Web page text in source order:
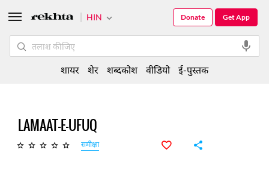
LAMAAT-E-UFUQ
समीक्षा
HIN Get App
Donate
शायर शेर शब्दकोश वीडियो ई-पुस्तक